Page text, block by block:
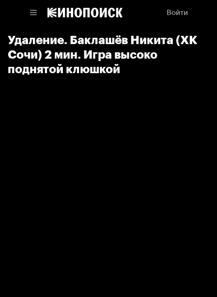
Войти
Удаление. Баклашёв Никита (ХК
Сочи) 2 мин. Игра высоко
поднятой клюшкой